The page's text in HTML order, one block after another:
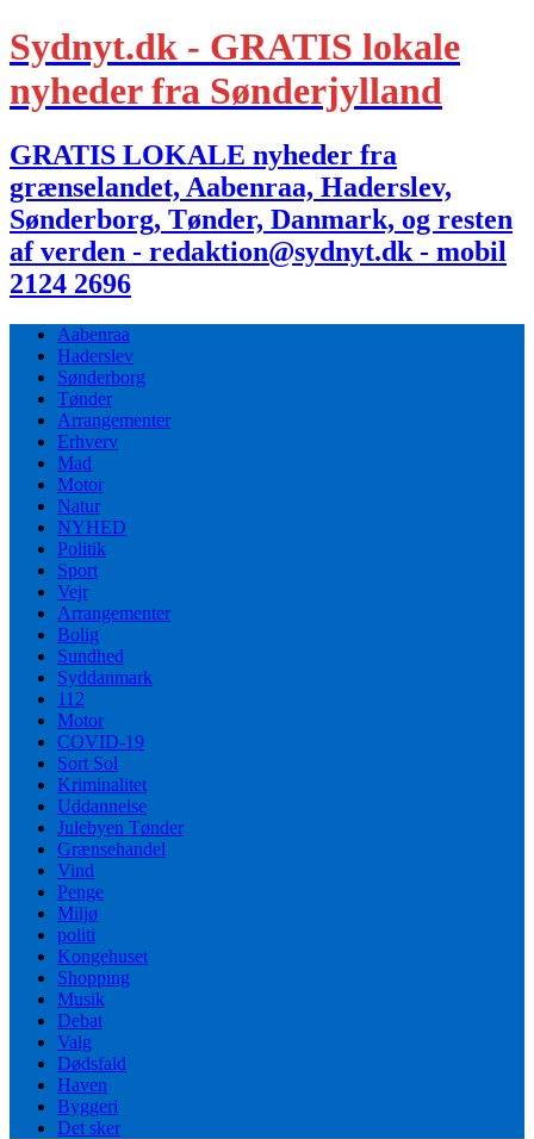
Sydnyt.dk - GRATIS lokale
nyheder fra Sønderjylland
GRATIS LOKALE nyheder fra
grænselandet, Aabenraa, Haderslev,
Sønderborg, Tønder, Danmark, og resten
af verden - redaktion@sydnyt.dk - mobil
2124 2696
Aabenraa
Haderslev
Sønderborg
Tønder
Arrangementer
Erhverv
Mad
Motor
Natur
NYHED
Politik
Sport
Vejr
Arrangementer
Bolig
Sundhed
Syddanmark
112
Motor
COVID-19
Sort Sol
Kriminalitet
Uddannelse
Julebyen Tønder
Grænsehandel
Vind
Penge
Miljø
politi
Kongehuset
Shopping
Musik
Debat
Valg
Dødsfald
Haven
Byggeri
Det sker